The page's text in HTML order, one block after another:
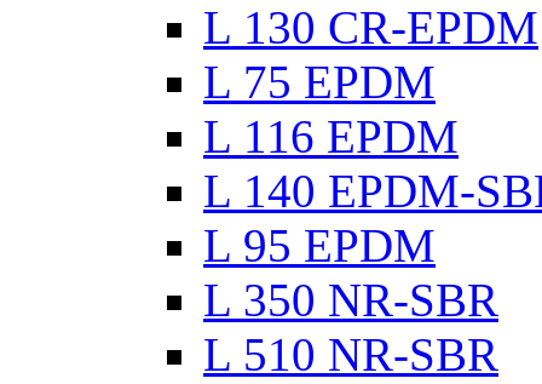
L 130 CR-EPDM
L 75 EPDM
L 116 EPDM
L 140 EPDM-
L 95 EPDM
L 350 NR-SBR
L 510 NR-SBR